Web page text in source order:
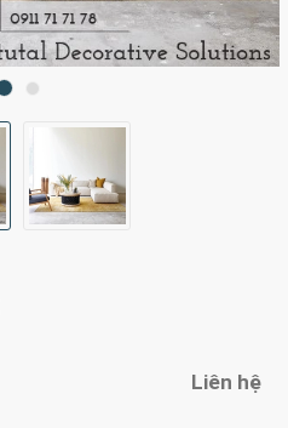
Liên hệ